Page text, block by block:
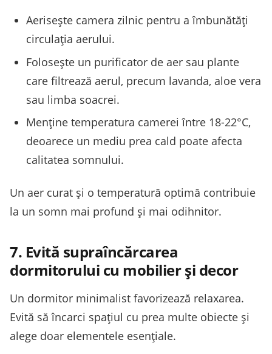
Aerisește camera zilnic pentru a îmbunătăți
circulația aerului.
Folosește un purificator de aer sau plante
care filtrează aerul, precum lavanda, aloe vera
sau limba soacrei.
Menține temperatura camerei între 18-22°C,
deoarece un mediu prea cald poate afecta
calitatea somnului.
Un aer curat și o temperatură optimă contribuie
la un somn mai profund și mai odihnitor.
7. Evită supraîncărcarea
dormitorului cu mobilier și decor
Un dormitor minimalist favorizează relaxarea.
Evită să încarci spațiul cu prea multe obiecte și
alege doar elementele esențiale.